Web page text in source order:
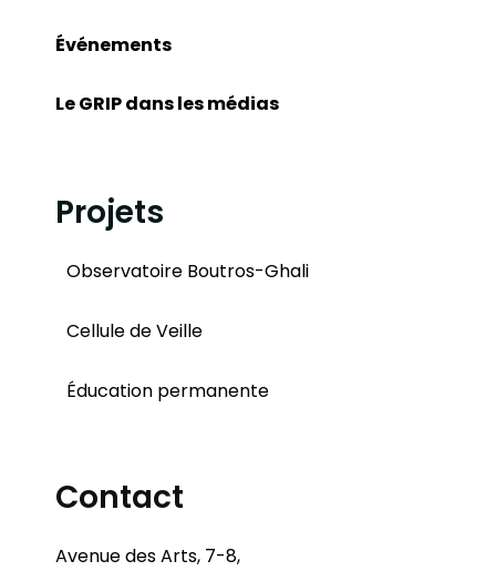
Événements
Le GRIP dans les médias
Projets
Observatoire Boutros-Ghali
Cellule de Veille
Éducation permanente
Contact
Avenue des Arts, 7-8,